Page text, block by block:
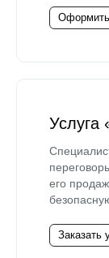
Оформить
Услуга
его
Заказать